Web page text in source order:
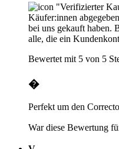
"Verifizierter
Käufer:innen
bei uns gekauft haben.
alle, die ein
Bewertet mit 5 von 5
�
Perfekt um den
War diese Bewertung